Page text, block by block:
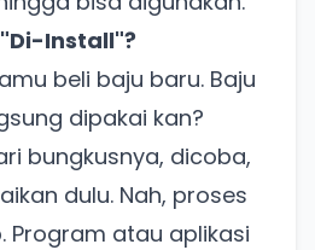
Install"?
beli baju baru. Baju
dipakai kan?
bungkusnya, dicoba,
dulu. Nah, proses
Program atau aplikasi